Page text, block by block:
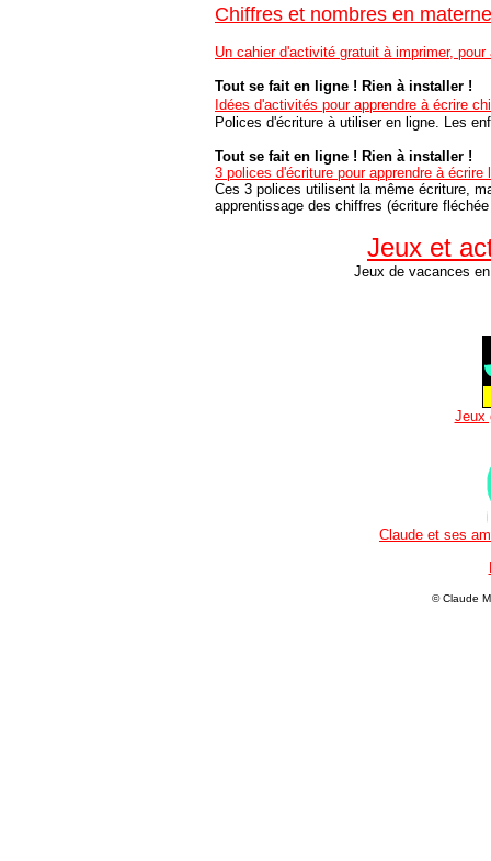
Chiffres et nombres en
Un cahier d'activité gratuit à imprimer,
Tout se fait en ligne ! Rien à installer !
Idées d'activités pour apprendre à écrire
Polices d'écriture à utiliser en ligne. Les
Tout se fait en ligne ! Rien à installer !
3 polices d'écriture pour apprendre à
Ces 3 polices utilisent la même écriture,
apprentissage des chiffres (écriture
Jeux et
Jeux de vacances
Jeux
Claude et ses
© Claude